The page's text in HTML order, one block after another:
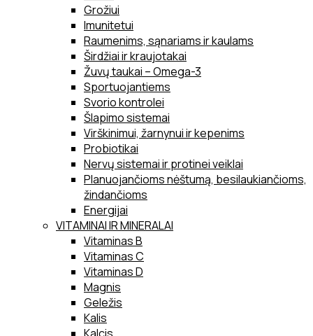
Grožiui
Imunitetui
Raumenims, sąnariams ir kaulams
Širdžiai ir kraujotakai
Žuvų taukai – Omega-3
Sportuojantiems
Svorio kontrolei
Šlapimo sistemai
Virškinimui, žarnynui ir kepenims
Probiotikai
Nervų sistemai ir protinei veiklai
Planuojančioms nėštumą, besilaukiančioms,
žindančioms
Energijai
VITAMINAI IR MINERALAI
Vitaminas B
Vitaminas C
Vitaminas D
Magnis
Geležis
Kalis